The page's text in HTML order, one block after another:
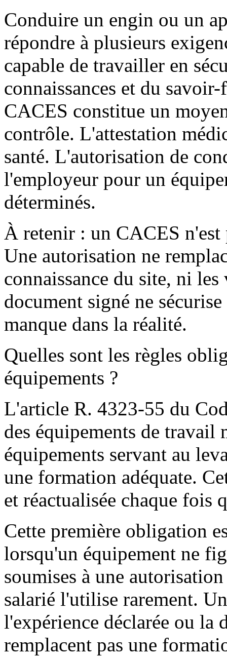
Conduire un engin ou un
répondre à plusieurs
capable de travailler en
connaissances et du
CACES constitue un
contrôle. L'attestation
santé. L'autorisation de
l'employeur pour un
déterminés.
À retenir : un CACES n'est
Une autorisation ne
connaissance du site, ni
document signé ne
manque dans la réalité.
Quelles sont les règles
équipements ?
L'article R. 4323-55 du
des équipements de travail
équipements servant au
une formation adéquate.
et réactualisée chaque fois
Cette première obligation
lorsqu'un équipement ne
soumises à une
salarié l'utilise rarement.
l'expérience déclarée ou la
remplacent pas une